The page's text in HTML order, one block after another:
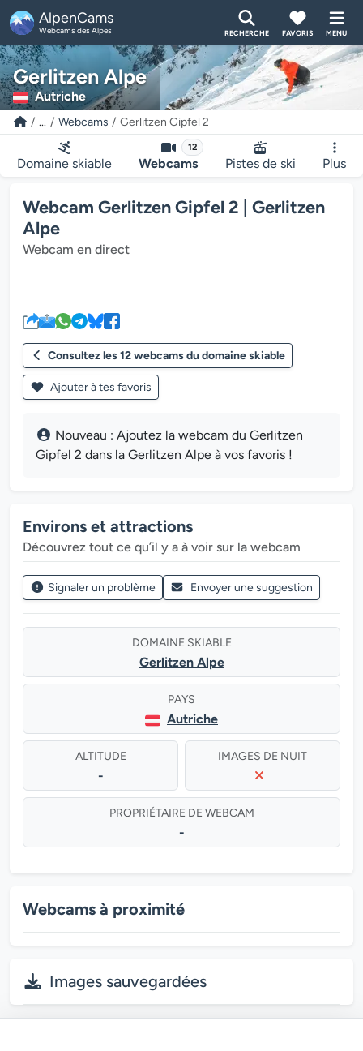
AlpenCams
Webcams des Alpes RECHERCHE FAVORIS MENU
Gerlitzen Alpe
Autriche
... Webcams Gerlitzen Gipfel 2
Domaine skiable
12
Webcams Pistes de ski Plus
Webcam Gerlitzen Gipfel 2 | Gerlitzen
Alpe
Webcam en direct
Consultez les 12 webcams du domaine skiable
Ajouter à tes favoris
Nouveau : Ajoutez la webcam du Gerlitzen
Gipfel 2 dans la Gerlitzen Alpe à vos favoris !
Environs et attractions
Découvrez tout ce qu’il y a à voir sur la webcam
Signaler un problème Envoyer une suggestion
DOMAINE SKIABLE
Gerlitzen Alpe
PAYS
Autriche
ALTITUDE
-
IMAGES DE NUIT
PROPRIÉTAIRE DE WEBCAM
-
Webcams à proximité
Images sauvegardées